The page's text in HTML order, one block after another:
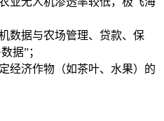
数据与农场管理、贷款、保
据”；
经济作物（如茶叶、水果）的